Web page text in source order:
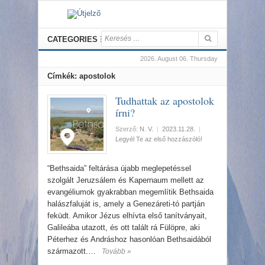
CATEGORIES
2026. August 06. Thursday
Címkék: apostolok
Tudhattak az apostolok
írni?
Szerző: N. V. | 2023.11.28.
|
Legyél Te az első hozzászóló!
“Bethsaida” feltárása újabb meglepetéssel
szolgált Jeruzsálem és Kapernaum mellett az
evangéliumok gyakrabban megemlítik Bethsaida
halászfaluját is, amely a Genezáreti-tó partján
feküdt. Amikor Jézus elhívta első tanítványait,
Galileába utazott, és ott talált rá Fülöpre, aki
Péterhez és Andráshoz hasonlóan Bethsaidából
származott.…
Tovább »